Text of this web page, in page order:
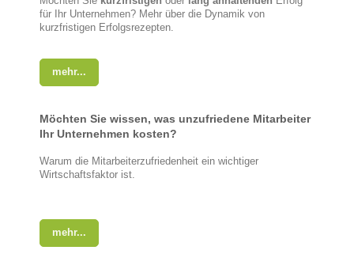
für Ihr Unternehmen? Mehr über die Dynamik von
kurzfristigen Erfolgsrezepten.
mehr...
Möchten Sie wissen, was unzufriedene Mitarbeiter
Ihr Unternehmen kosten?
Warum die Mitarbeiterzufriedenheit ein wichtiger
Wirtschaftsfaktor ist.
mehr...